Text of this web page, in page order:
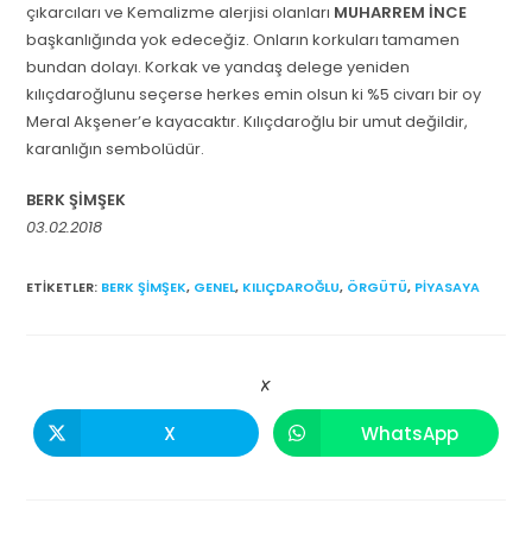
çıkarcıları ve Kemalizme alerjisi olanları MUHARREM İNCE
başkanlığında yok edeceğiz. Onların korkuları tamamen
bundan dolayı. Korkak ve yandaş delege yeniden
kılıçdaroğlunu seçerse herkes emin olsun ki %5 civarı bir oy
Meral Akşener’e kayacaktır. Kılıçdaroğlu bir umut değildir,
karanlığın sembolüdür.
BERK ŞİMŞEK
03.02.2018
ETIKETLER: BERK ŞIMŞEK, GENEL, KILIÇDAROĞLU, ÖRGÜTÜ, PIYASAYA
X
X
WhatsApp